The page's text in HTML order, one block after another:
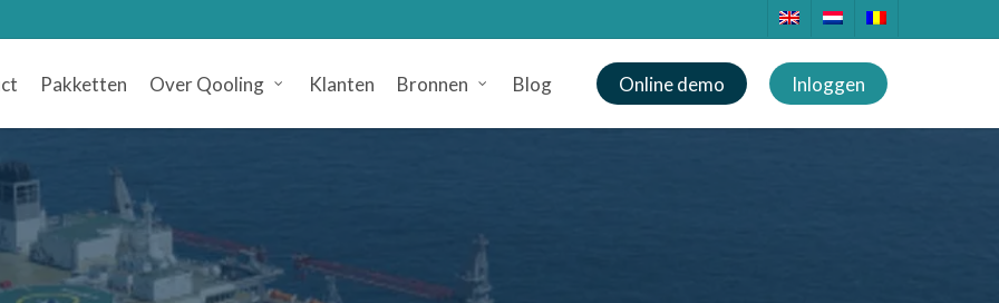
Pakketten Over Qooling Klanten Bronnen Blog Online demo Inloggen